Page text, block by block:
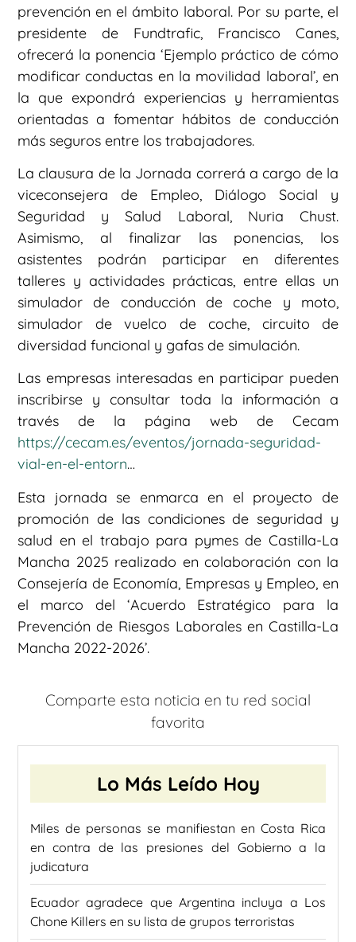
prevención en el ámbito laboral. Por su parte, el
presidente de Fundtrafic, Francisco Canes,
ofrecerá la ponencia ‘Ejemplo práctico de cómo
modificar conductas en la movilidad laboral’, en
la que expondrá experiencias y herramientas
orientadas a fomentar hábitos de conducción
más seguros entre los trabajadores.
La clausura de la Jornada correrá a cargo de la
viceconsejera de Empleo, Diálogo Social y
Seguridad y Salud Laboral, Nuria Chust.
Asimismo, al finalizar las ponencias, los
asistentes podrán participar en diferentes
talleres y actividades prácticas, entre ellas un
simulador de conducción de coche y moto,
simulador de vuelco de coche, circuito de
diversidad funcional y gafas de simulación.
Las empresas interesadas en participar pueden
inscribirse y consultar toda la información a
través de la página web de Cecam
https://cecam.es/eventos/jornada-seguridad-
vial-en-el-entorn…
Esta jornada se enmarca en el proyecto de
promoción de las condiciones de seguridad y
salud en el trabajo para pymes de Castilla-La
Mancha 2025 realizado en colaboración con la
Consejería de Economía, Empresas y Empleo, en
el marco del ‘Acuerdo Estratégico para la
Prevención de Riesgos Laborales en Castilla-La
Mancha 2022-2026’.
Comparte esta noticia en tu red social
favorita
Lo Más Leído Hoy
Miles de personas se manifiestan en Costa Rica
en contra de las presiones del Gobierno a la
judicatura
Ecuador agradece que Argentina incluya a Los
Chone Killers en su lista de grupos terroristas